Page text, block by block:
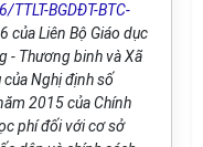
TTLT-BGDĐT-BTC-
của Liên Bộ Giáo dục
- Thương binh và Xã
Nghị định số
2015 của Chính
phí đối với cơ sở